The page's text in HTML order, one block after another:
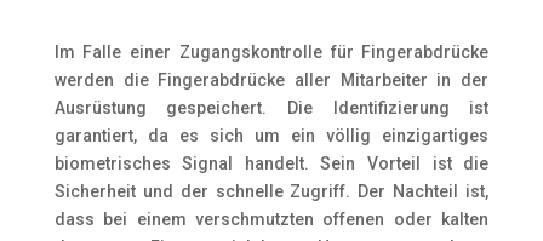
Im Falle einer Zugangskontrolle für Fingerabdrücke
werden die Fingerabdrücke aller Mitarbeiter in der
Ausrüstung gespeichert. Die Identifizierung ist
garantiert, da es sich um ein völlig einzigartiges
biometrisches Signal handelt. Sein Vorteil ist die
Sicherheit und der schnelle Zugriff. Der Nachteil ist,
dass bei einem verschmutzten offenen oder kalten